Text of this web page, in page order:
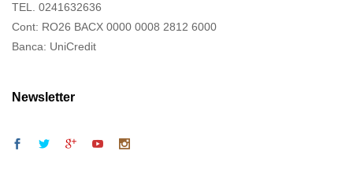
TEL. 0241632636
Cont: RO26 BACX 0000 0008 2812 6000
Banca: UniCredit
Newsletter